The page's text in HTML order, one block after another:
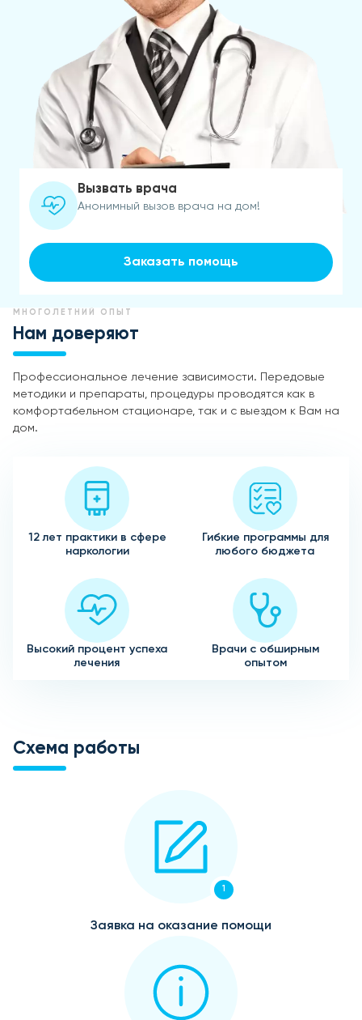
Вызвать врача
Анонимный вызов врача на дом!
Заказать помощь
МНОГОЛЕТНИЙ ОПЫТ
Нам доверяют
Профессиональное лечение зависимости. Передовые
методики и препараты, процедуры проводятся как в
комфортабельном стационаре, так и с выездом к Вам на
дом.
12 лет практики в сфере
наркологии
Гибкие программы для
любого бюджета
Высокий процент успеха
лечения
Врачи с обширным
опытом
Схема работы
1
Заявка на оказание помощи